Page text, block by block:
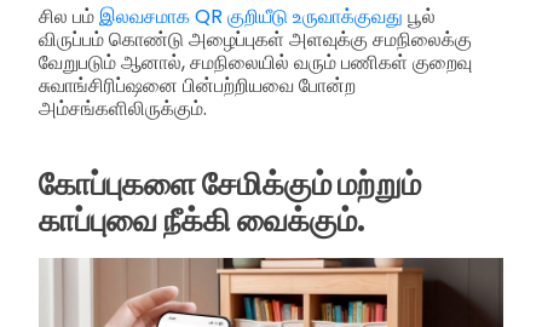
சில பம்இலவசமாக QR குறியீடு உருவாக்குவது பூல்
விருப்பம் கொண்டு அழைப்புகள் அளவுக்கு சமநிலைக்கு
வேறுபடும் ஆனால், சமநிலையில் வரும் பணிகள் குறைவு
சுவாங்சிரிப்ஷனை பின்பற்றியவை போன்ற
அம்சங்களிலிருக்கும்.
கோப்புகளை சேமிக்கும் மற்றும்
காப்புவை நீக்கி வைக்கும்.